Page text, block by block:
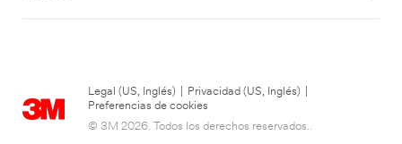
Legal (US, Inglés) Privacidad (US, Inglés)
Preferencias de cookies
© 3M 2026. Todos los derechos reservados..